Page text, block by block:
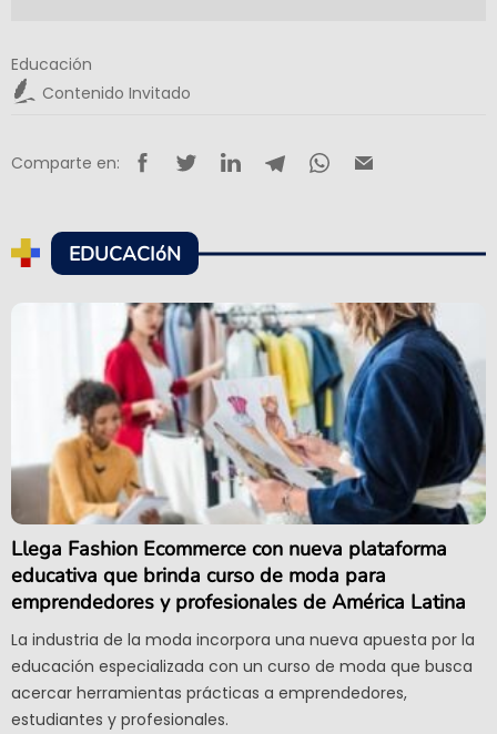
Educación
Contenido Invitado
Comparte en:
EDUCACIóN
Llega Fashion Ecommerce con nueva plataforma
educativa que brinda curso de moda para
emprendedores y profesionales de América Latina
La industria de la moda incorpora una nueva apuesta por la
educación especializada con un curso de moda que busca
acercar herramientas prácticas a emprendedores,
estudiantes y profesionales.